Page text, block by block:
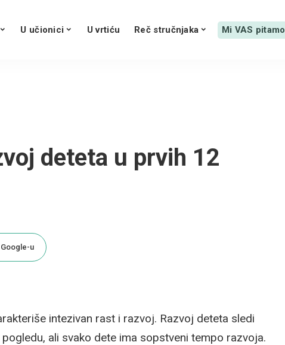
U učionici U vrtiću Reč stručnjaka Mi VAS pitamo
deteta u prvih 12
u
intezivan rast i razvoj. Razvoj deteta sledi
ali svako dete ima sopstveni tempo razvoja.